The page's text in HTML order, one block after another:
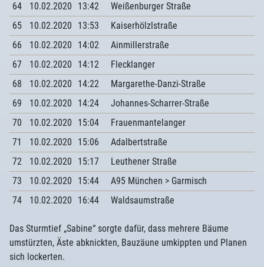
64
10.02.2020 13:42
Weißenburger Straße
65
10.02.2020 13:53
Kaiserhölzlstraße
66
10.02.2020 14:02
Ainmillerstraße
67
10.02.2020 14:12
Flecklanger
68
10.02.2020 14:22
Margarethe-Danzi-Straße
69
10.02.2020 14:24
Johannes-Scharrer-Straße
70
10.02.2020 15:04
Frauenmantelanger
71
10.02.2020 15:06
Adalbertstraße
72
10.02.2020 15:17
Leuthener Straße
73
10.02.2020 15:44
A95 München > Garmisch
74
10.02.2020 16:44 Waldsaumstraße
Das Sturmtief „Sabine“ sorgte dafür, dass mehrere Bäume
umstürzten, Äste abknickten, Bauzäune umkippten und Planen
sich lockerten.